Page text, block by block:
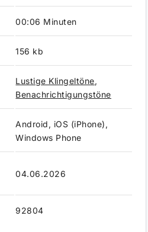
00:06 Minuten
156 kb
Lustige Klingeltöne,
Benachrichtigungstöne
Android, iOS (iPhone),
Windows Phone
04.06.2026
92804